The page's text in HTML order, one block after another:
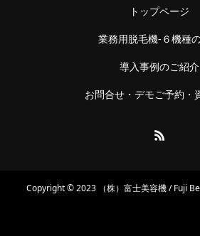
トップページ
業務用脱毛機-６機種
導入事例のご紹介
お問合せ・デモご予約・
Copyright © 2023 （株）富士美容機 / Fuji